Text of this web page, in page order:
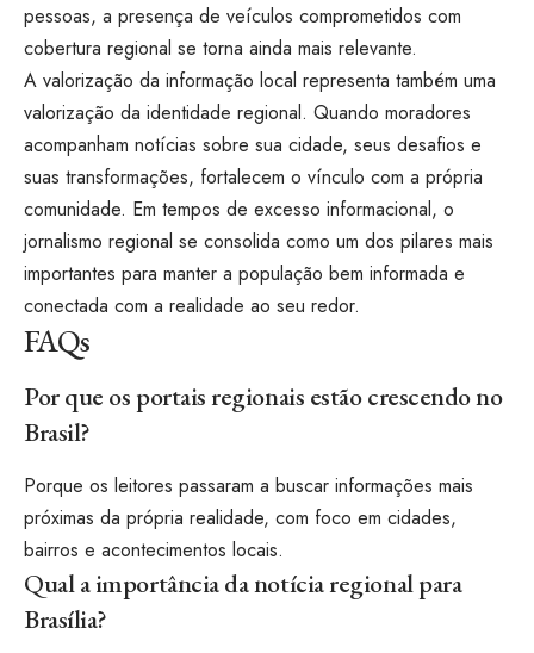
pessoas, a presença de veículos comprometidos com
cobertura regional se torna ainda mais relevante.
A valorização da informação local representa também uma
valorização da identidade regional. Quando moradores
acompanham notícias sobre sua cidade, seus desafios e
suas transformações, fortalecem o vínculo com a própria
comunidade. Em tempos de excesso informacional, o
jornalismo regional se consolida como um dos pilares mais
importantes para manter a população bem informada e
conectada com a realidade ao seu redor.
FAQs
Por que os portais regionais estão crescendo no
Brasil?
Porque os leitores passaram a buscar informações mais
próximas da própria realidade, com foco em cidades,
bairros e acontecimentos locais.
Qual a importância da notícia regional para
Brasília?